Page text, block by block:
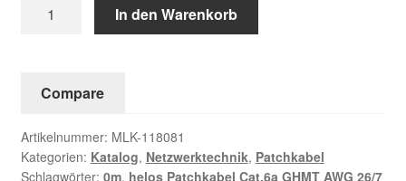
Patchkabel
AWG
blau
5,0m
In den Warenkorb
Compare
Artikelnummer: MLK-118081
Kategorien: Katalog, Netzwerktechnik, Patchkabel
Schlagwörter: 0m, helos Patchkabel Cat.6a GHMT AWG 26/7